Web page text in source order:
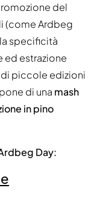
del
(come Ardbeg
specificità
ed estrazione
piccole edizioni
di una mash
in pino
Day: